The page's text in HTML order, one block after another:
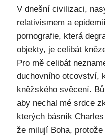
V dnešní civilizaci,
relativismem a
pornografie, která
objekty, je celibát
Pro mě celibát
duchovního otcovství,
kněžského svěcení.
aby nechal mé srdce
kterých básník
že milují Boha, protože